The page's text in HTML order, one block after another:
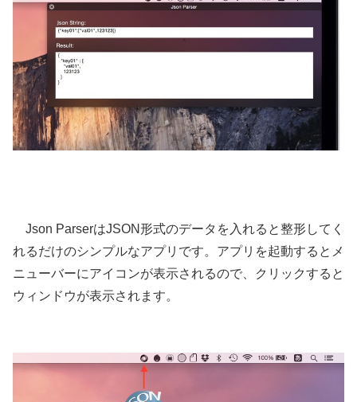
Json ParserはJSON形式のデータを入れると整形してく
れるだけのシンプルなアプリです。アプリを起動するとメ
ニューバーにアイコンが表示されるので、クリックすると
ウィンドウが表示されます。